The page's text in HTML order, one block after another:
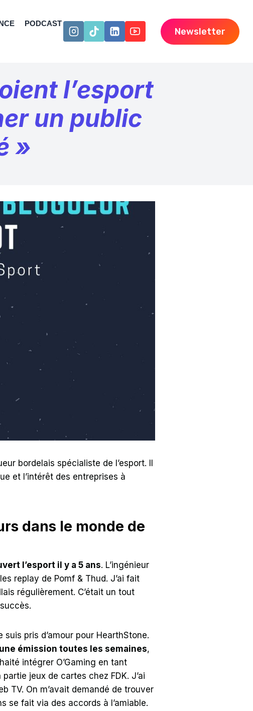
PODCAST
Newsletter
l’esport
un public
»
bordelais spécialiste de l’esport. Il
et l’intérêt des entreprises à
dans le monde de
l’esport il y a 5 ans. L’ingénieur
replay de Pomf & Thud. J’ai fait
régulièrement. C’était un tout
suis pris d’amour pour HearthStone.
émission toutes les semaines,
intégrer O’Gaming en tant
partie jeux de cartes chez FDK. J’ai
TV. On m’avait demandé de trouver
se fait via des accords à l’amiable.